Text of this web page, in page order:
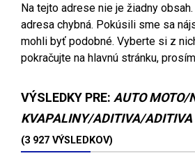
Na tejto adrese nie je žiadny
adresa chybná. Pokúsili sme sa
mohli byť podobné. Vyberte si z
pokračujte na hlavnú stránku,
VÝSLEDKY PRE: AUTO MOTO/
KVAPALINY/ADITIVA/ADITIVA
(3 927 VÝSLEDKOV)